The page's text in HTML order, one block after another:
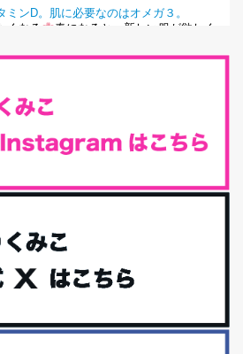
ンD。肌に必要なのはオメガ３。
くなる
春になると、新しい服が欲しく
ていた私です。が、と〜〜〜っても美
ラノーラを発...
っていませんか？私の腸活完全版！
健康維持の中でいっちばん大事！だと私
をシリカシリカにしているんだけど確か
がする。炭酸...
納税５選。
購入している「楽天ふるさと納税」の返
。今までいろ...
ために今できる５つのこと。